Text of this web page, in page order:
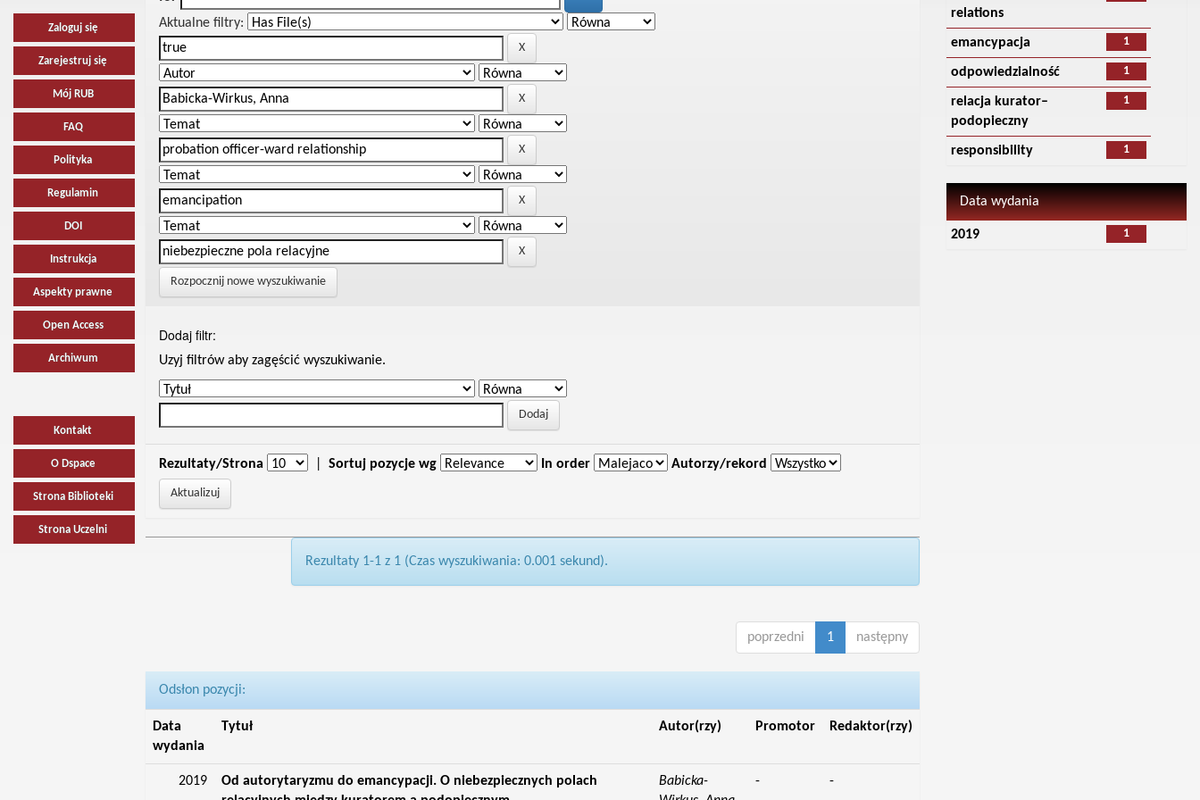
Zaloguj się
Zarejestruj się
Mój RUB
FAQ
Polityka
Regulamin
DOI
Instrukcja
Aspekty prawne
Open Access
Archiwum
Kontakt
O Dspace
Strona Biblioteki
Strona Uczelni
Aktualne filtry:
Rozpocznij nowe wyszukiwanie
Dodaj filtr:
Uzyj filtrów aby zagęścić wyszukiwanie.
Rezultaty/Strona Sortuj pozycje wg In order Autorzy/rekord
Rezultaty 1-1 z 1 (Czas wyszukiwania: 0.001 sekund).
poprzedni 1 następny
Odsłon pozycji:
Data
wydania
Tytuł Autor(rzy) Promotor Redaktor(rzy)
2019
Od autorytaryzmu do emancypacji. O niebezpiecznych polach
Babicka-
- -
relations
1
emancypacja
1
odpowiedzialność
1
relacja kurator–
podopieczny
1
responsibility
Data wydania
1
2019